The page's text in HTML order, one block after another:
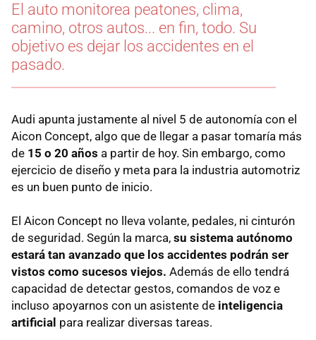
El auto monitorea peatones, clima,
camino, otros autos... en fin, todo. Su
objetivo es dejar los accidentes en el
pasado.
Audi apunta justamente al nivel 5 de autonomía con el
Aicon Concept, algo que de llegar a pasar tomaría más
de 15 o 20 años a partir de hoy. Sin embargo, como
ejercicio de diseño y meta para la industria automotriz
es un buen punto de inicio.
El Aicon Concept no lleva volante, pedales, ni cinturón
de seguridad. Según la marca, su sistema autónomo
estará tan avanzado que los accidentes podrán ser
vistos como sucesos viejos. Además de ello tendrá
capacidad de detectar gestos, comandos de voz e
incluso apoyarnos con un asistente de inteligencia
artificial para realizar diversas tareas.